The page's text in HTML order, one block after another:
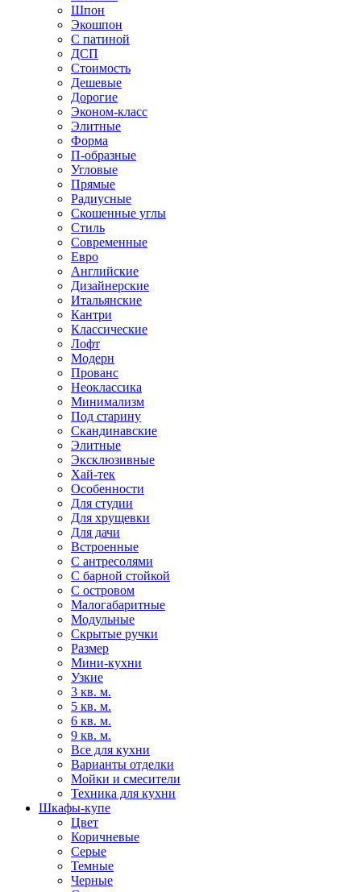
Шпон
Экошпон
С патиной
ДСП
Стоимость
Дешевые
Дорогие
Эконом-класс
Элитные
Форма
П-образные
Угловые
Прямые
Радиусные
Скошенные углы
Стиль
Современные
Евро
Английские
Дизайнерские
Итальянские
Кантри
Классические
Лофт
Модерн
Прованс
Неоклассика
Минимализм
Под старину
Скандинавские
Элитные
Эксклюзивные
Хай-тек
Особенности
Для студии
Для хрущевки
Для дачи
Встроенные
С антресолями
С барной стойкой
С островом
Малогабаритные
Модульные
Скрытые ручки
Размер
Мини-кухни
Узкие
3 кв. м.
5 кв. м.
6 кв. м.
9 кв. м.
Все для кухни
Варианты отделки
Мойки и смесители
Техника для кухни
Шкафы-купе
Цвет
Коричневые
Серые
Темные
Черные